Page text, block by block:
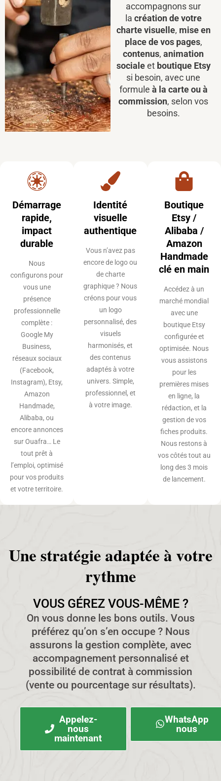
accompagnons sur
la création de votre
charte visuelle, mise en
place de vos pages,
contenus, animation
socialeet boutique Etsy
si besoin, avec une
formule à la carte ou à
commission, selon vos
besoins.
Démarrage
rapide,
impact
durable
Nous
configurons pour
vous une
présence
professionnelle
complète :
Google My
Business,
réseaux sociaux
(Facebook,
Instagram), Etsy,
Amazon
Handmade,
Alibaba, ou
encore annonces
sur Ouafra… Le
tout prêt à
l’emploi, optimisé
pour vos produits
et votre territoire.
Identité
visuelle
authentique
Vous n’avez pas
encore de logo ou
de charte
graphique ? Nous
créons pour vous
un logo
personnalisé, des
visuels
harmonisés, et
des contenus
adaptés à votre
univers. Simple,
professionnel, et
à votre image.
Boutique
Etsy /
Alibaba /
Amazon
Handmade
clé en main
Accédez à un
marché mondial
avec une
boutique Etsy
configurée et
optimisée. Nous
vous assistons
pour les
premières mises
en ligne, la
rédaction, et la
gestion de vos
fiches produits.
Nous restons à
vos côtés tout au
long des 3 mois
de lancement.
Une stratégie adaptée à votre
rythme
VOUS GÉREZ VOUS-MÊME ?
On vous donne les bons outils. Vous
préférez qu’on s’en occupe ? Nous
assurons la gestion complète, avec
accompagnement personnalisé et
possibilité de contrat à commission
(vente ou pourcentage sur résultats).
Appelez-
nous
maintenant
WhatsApp
nous